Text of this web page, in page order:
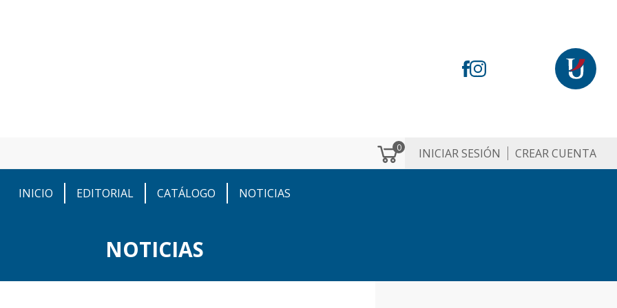
0
M
e
INICIAR SESIÓN CREAR CUENTA
INICIO EDITORIAL CATÁLOGO NOTICIAS
NOTICIAS